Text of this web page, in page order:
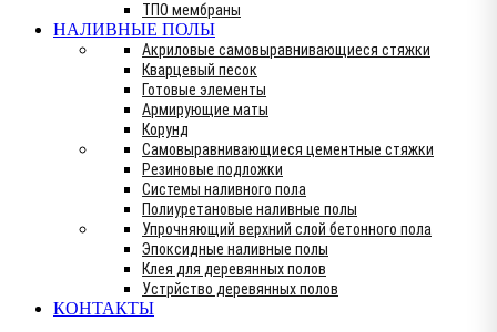
ТПО мембраны
НАЛИВНЫЕ ПОЛЫ
Акриловые самовыравнивающиеся стяжки
Кварцевый песок
Готовые элементы
Армирующие маты
Корунд
Самовыравнивающиеся цементные стяжки
Резиновые подложки
Системы наливного пола
Полиуретановые наливные полы
Упрочняющий верхний слой бетонного пола
Эпоксидные наливные полы
Клея для деревянных полов
Устрйство деревянных полов
КОНТАКТЫ